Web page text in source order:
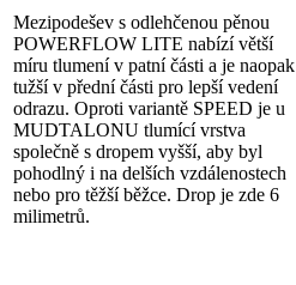
Mezipodešev s odlehčenou pěnou
POWERFLOW LITE nabízí větší
míru tlumení v patní části a je naopak
tužší v přední části pro lepší vedení
odrazu. Oproti variantě SPEED je u
MUDTALONU tlumící vrstva
společně s dropem vyšší, aby byl
pohodlný i na delších vzdálenostech
nebo pro těžší běžce. Drop je zde 6
milimetrů.